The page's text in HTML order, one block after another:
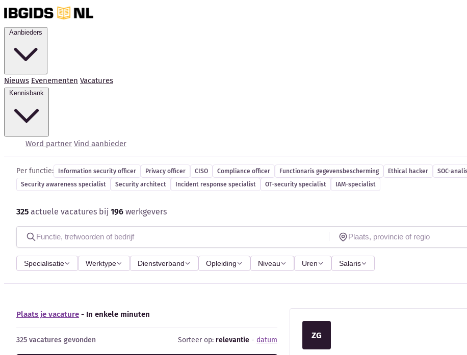
Nieuws Evenementen Vacatures
Word partner Vind aanbieder
Cybersecurity-vacatures
Per functie: Information security officer Privacy officer CISO Compliance officer Functionaris gegevensbescherming Ethical hacker SOC-
Security awareness specialist
Security architect Incident response specialist OT-security specialist IAM-specialist
325 actuele vacatures bij 196 werkgevers
Specialisatie Werktype Dienstverband Opleiding Niveau Uren Salaris
Plaats je vacature - In enkele minuten
325 vacatures gevonden Sorteer op: relevantie - datum ZG